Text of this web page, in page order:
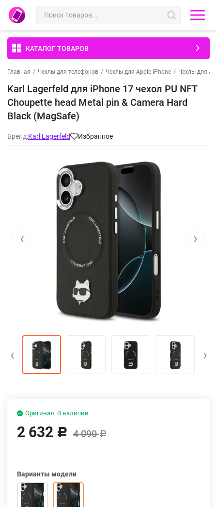
КАТАЛОГ ТОВАРОВ
Главная / Чехлы для телефонов / Чехлы для Apple iPhone / Чехлы для
Karl Lagerfeld для iPhone 17 чехол PU NFT
Choupette head Metal pin & Camera Hard
Black (MagSafe)
Бренд:Karl Lagerfeld Избранное
‹ ›
‹ ›
Оригинал. В наличии
2 632 Р 4 090Р
Варианты модели